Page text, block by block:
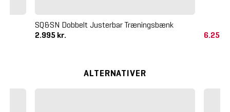
SQ&SN Dobbelt Justerbar Træningsbænk
2.995 kr.
6.250
ALTERNATIVER